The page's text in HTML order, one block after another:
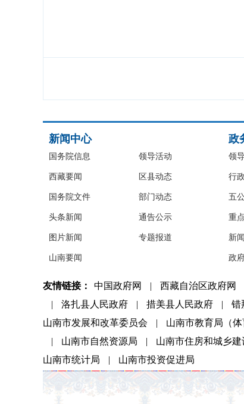
新闻中心
国务院信息
西藏要闻
国务院文件
头条新闻
图片新闻
山南要闻
领导活动
区县动态
部门动态
通告公示
专题报道
政
领
行
五
重
新
政
友情链接： 中国政府网 | 西藏自治区政府网
|
洛扎县人民政府 | 措美县人民政府 | 错
山南市发展和改革委员会
| 山南市教育局（体
|
山南市自然资源局 | 山南市住房和城乡建
山南市统计局
| 山南市投资促进局